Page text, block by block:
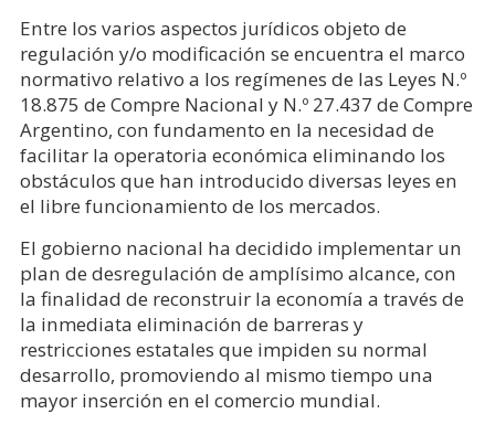
Entre los varios aspectos jurídicos objeto de
regulación y/o modificación se encuentra el marco
normativo relativo a los regímenes de las Leyes N.º
18.875 de Compre Nacional y N.º 27.437 de Compre
Argentino, con fundamento en la necesidad de
facilitar la operatoria económica eliminando los
obstáculos que han introducido diversas leyes en
el libre funcionamiento de los mercados.
El gobierno nacional ha decidido implementar un
plan de desregulación de amplísimo alcance, con
la finalidad de reconstruir la economía a través de
la inmediata eliminación de barreras y
restricciones estatales que impiden su normal
desarrollo, promoviendo al mismo tiempo una
mayor inserción en el comercio mundial.